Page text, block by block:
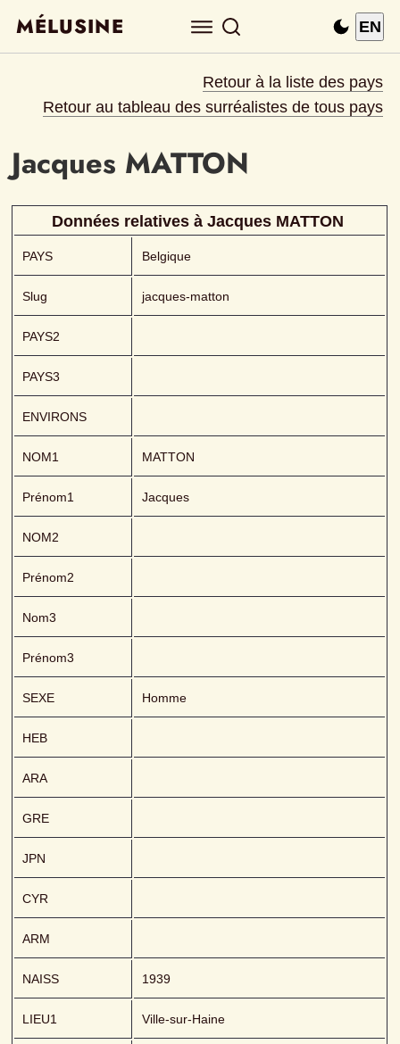
MÉLUSINE EN
Retour à la liste des pays
Retour au tableau des surréalistes de tous pays
Jacques MATTON
Données relatives à Jacques MATTON
PAYS Belgique
Slug jacques-matton
PAYS2
PAYS3
ENVIRONS
NOM1 MATTON
Prénom1 Jacques
NOM2
Prénom2
Nom3
Prénom3
SEXE Homme
HEB
ARA
GRE
JPN
CYR
ARM
NAISS 1939
LIEU1 Ville-sur-Haine